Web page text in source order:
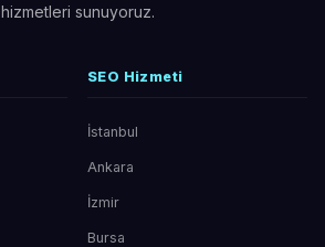
hizmetleri sunuyoruz.
SEO Hizmeti
İstanbul
Ankara
İzmir
Bursa